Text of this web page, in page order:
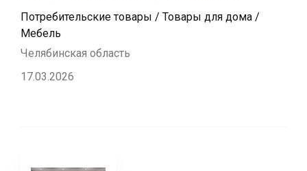
Потребительские товары / Товары для дома /
Мебель
Челябинская область
17.03.2026